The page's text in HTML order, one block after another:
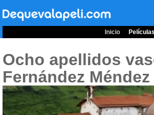
Inicio
Ocho apellidos
Fernández